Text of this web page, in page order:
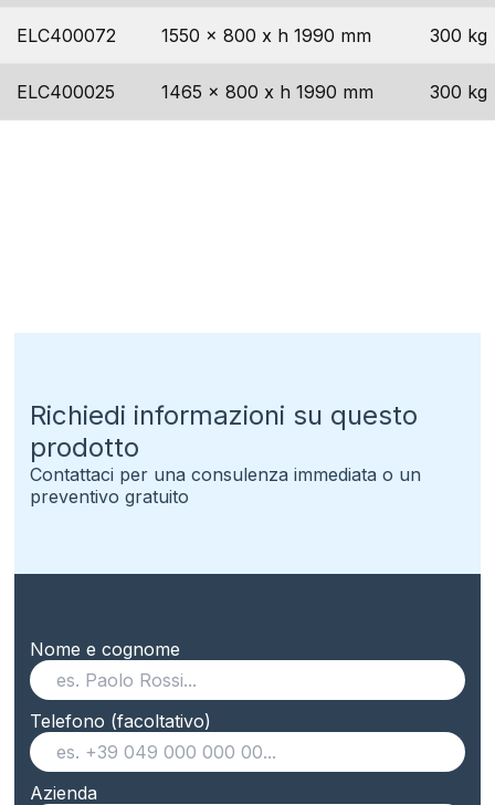
ELC400072 1550 x 800 x h 1990 mm 300 kg
ELC400025 1465 x 800 x h 1990 mm 300 kg
Richiedi informazioni su questo
prodotto
Contattaci per una consulenza immediata o un
preventivo gratuito
Nome e cognome
Telefono (facoltativo)
Azienda